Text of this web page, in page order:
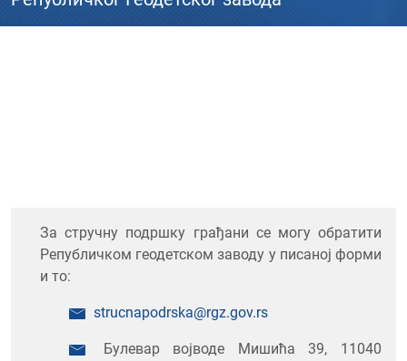
За стручну подршку грађани се могу обратити
Републичком геодетском заводу у писаној форми
и то:
strucnapodrska@rgz.gov.rs
Булевар војводе Мишића 39, 11040